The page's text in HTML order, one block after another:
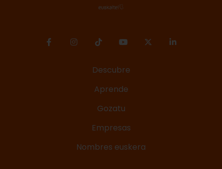
Descubre
Aprende
Gozatu
Empresas
Nombres euskera